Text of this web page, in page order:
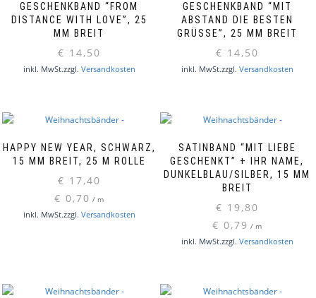
GESCHENKBAND “FROM
DISTANCE WITH LOVE”, 25
MM BREIT
€ 14,50
inkl. MwSt.zzgl. Versandkosten
GESCHENKBAND “MIT
ABSTAND DIE BESTEN
GRÜSSE”, 25 MM BREIT
€ 14,50
inkl. MwSt.zzgl. Versandkosten
HAPPY NEW YEAR, SCHWARZ,
15 MM BREIT, 25 M ROLLE
€ 17,40
€ 0,70 / m
inkl. MwSt.zzgl. Versandkosten
SATINBAND “MIT LIEBE
GESCHENKT” + IHR NAME,
DUNKELBLAU/SILBER, 15 MM
BREIT
€ 19,80
€ 0,79 / m
inkl. MwSt.zzgl. Versandkosten